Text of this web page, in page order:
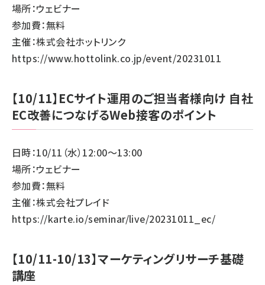
場所：ウェビナー
参加費：無料
主催：株式会社ホットリンク
https://www.hottolink.co.jp/event/20231011
【10/11】ECサイト運用のご担当者様向け 自社
EC改善につなげるWeb接客のポイント
日時：10/11（水）12:00～13:00
場所：ウェビナー
参加費：無料
主催：株式会社プレイド
https://karte.io/seminar/live/20231011_ec/
【10/11-10/13】マーケティングリサーチ基礎
講座